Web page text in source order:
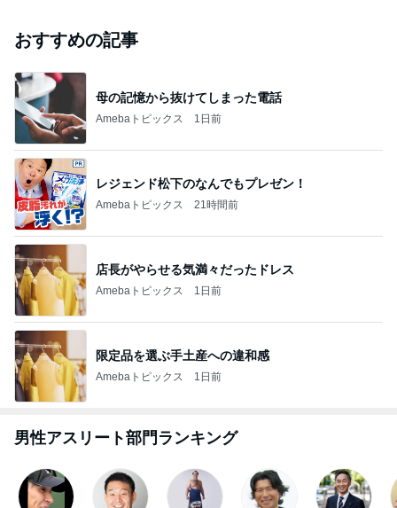
おすすめの記事
母の記憶から抜けてしまった電話
Amebaトピックス 1日前
レジェンド松下のなんでもプレゼン！
Amebaトピックス 21時間前
店長がやらせる気満々だったドレス
Amebaトピックス 1日前
限定品を選ぶ手土産への違和感
Amebaトピックス 1日前
男性アスリート部門ランキング